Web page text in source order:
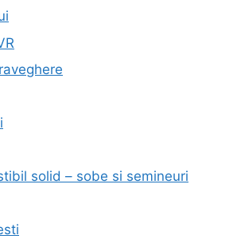
solid – sobe si semineuri